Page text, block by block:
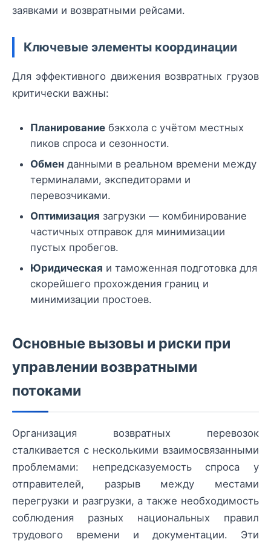
заявками и возвратными рейсами.
Ключевые элементы координации
Для эффективного движения возвратных грузов
критически важны:
Планирование бэкхола с учётом местных
пиков спроса и сезонности.
Обмен данными в реальном времени между
терминалами, экспедиторами и
перевозчиками.
Оптимизация загрузки — комбинирование
частичных отправок для минимизации
пустых пробегов.
Юридическая и таможенная подготовка для
скорейшего прохождения границ и
минимизации простоев.
Основные вызовы и риски при
управлении возвратными
потоками
Организация возвратных перевозок
сталкивается с несколькими взаимосвязанными
проблемами: непредсказуемость спроса у
отправителей, разрыв между местами
перегрузки и разгрузки, а также необходимость
соблюдения разных национальных правил
трудового времени и документации. Эти